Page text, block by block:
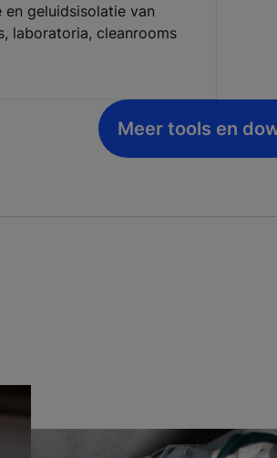
geluidsisolatie van
laboratoria, cleanrooms
Meer tools en